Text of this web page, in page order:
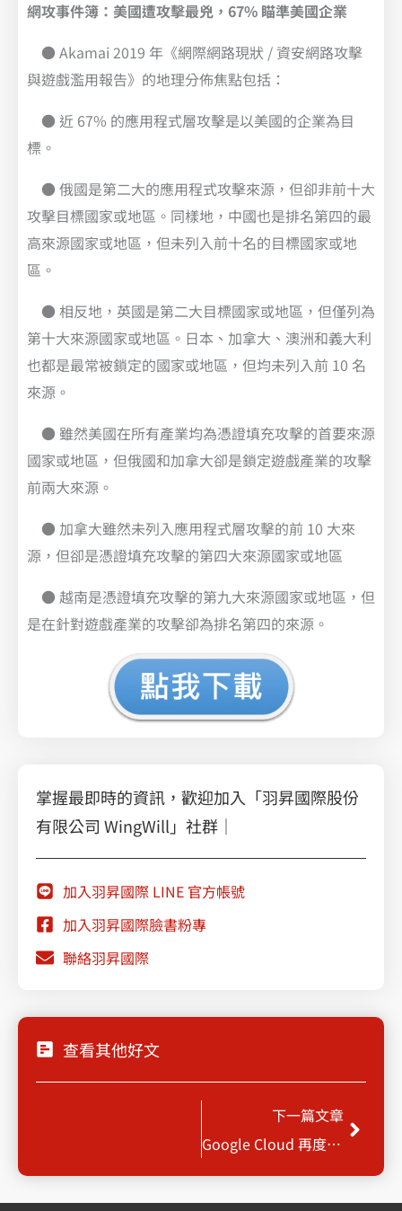
網攻事件簿：美國遭攻擊最兇，67% 瞄準美國企業
● Akamai 2019 年《網際網路現狀 / 資安網路攻擊
與遊戲濫用報告》的地理分佈焦點包括：
● 近 67% 的應用程式層攻擊是以美國的企業為目
標。
● 俄國是第二大的應用程式攻擊來源，但卻非前十大
攻擊目標國家或地區。同樣地，中國也是排名第四的最
高來源國家或地區，但未列入前十名的目標國家或地
區。
● 相反地，英國是第二大目標國家或地區，但僅列為
第十大來源國家或地區。日本、加拿大、澳洲和義大利
也都是最常被鎖定的國家或地區，但均未列入前 10 名
來源。
● 雖然美國在所有產業均為憑證填充攻擊的首要來源
國家或地區，但俄國和加拿大卻是鎖定遊戲產業的攻擊
前兩大來源。
● 加拿大雖然未列入應用程式層攻擊的前 10 大來
源，但卻是憑證填充攻擊的第四大來源國家或地區
● 越南是憑證填充攻擊的第九大來源國家或地區，但
是在針對遊戲產業的攻擊卻為排名第四的來源。
掌握最即時的資訊，歡迎加入「羽昇國際股份
有限公司 WingWill」社群｜
加入羽昇國際 LINE 官方帳號
加入羽昇國際臉書粉專
聯絡羽昇國際
查看其他好文
下一篇文章
Google Cloud 再度躋身 Gartner IaaS 魔力象限領導者，並縮短與 AWS 及微軟差距
Next